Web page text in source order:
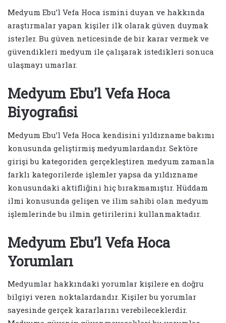
Medyum Ebu’l Vefa Hoca ismini duyan ve hakkında
araştırmalar yapan kişiler ilk olarak güven duymak
isterler. Bu güven neticesinde de bir karar vermek ve
güvendikleri medyum ile çalışarak istedikleri sonuca
ulaşmayı umarlar.
Medyum Ebu’l Vefa Hoca
Biyografisi
Medyum Ebu’l Vefa Hoca kendisini yıldızname bakımı
konusunda geliştirmiş medyumlardandır. Sektöre
girişi bu kategoriden gerçekleştiren medyum zamanla
farklı kategorilerde işlemler yapsa da yıldızname
konusundaki aktifliğini hiç bırakmamıştır. Hüddam
ilmi konusunda gelişen ve ilim sahibi olan medyum
işlemlerinde bu ilmin getirilerini kullanmaktadır.
Medyum Ebu’l Vefa Hoca
Yorumları
Medyumlar hakkındaki yorumlar kişilere en doğru
bilgiyi veren noktalardandır. Kişiler bu yorumlar
sayesinde gerçek kararlarını verebileceklerdir.